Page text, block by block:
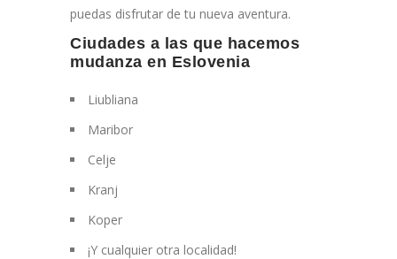
puedas disfrutar de tu nueva aventura.
Ciudades a las que hacemos
mudanza en Eslovenia
Liubliana
Maribor
Celje
Kranj
Koper
¡Y cualquier otra localidad!